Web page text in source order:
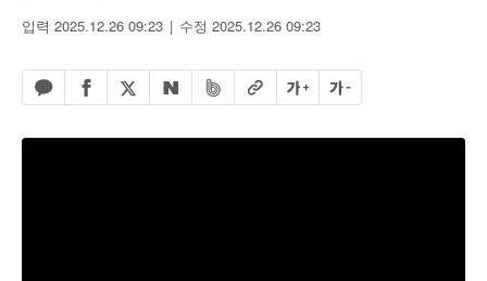
입력 2025.12.26 09:23 수정 2025.12.26 09:23
카카오톡 공유하기
페이스북 공유하기
엑스 공유하기
네이버 공유하기
밴드 공유하기
URL복사글자 크게글자 작게